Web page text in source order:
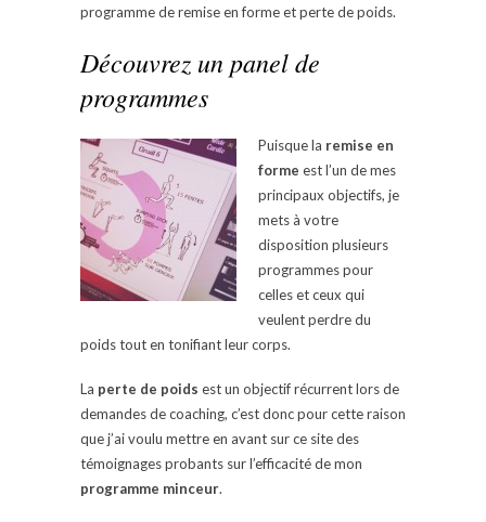
programme de remise en forme et perte de poids.
Découvrez un panel de
programmes
Puisque la remise en
forme est l’un de mes
principaux objectifs, je
mets à votre
disposition plusieurs
programmes pour
celles et ceux qui
veulent perdre du
poids tout en tonifiant leur corps.
La perte de poids est un objectif récurrent lors de
demandes de coaching, c’est donc pour cette raison
que j’ai voulu mettre en avant sur ce site des
témoignages probants sur l’efficacité de mon
programme minceur.